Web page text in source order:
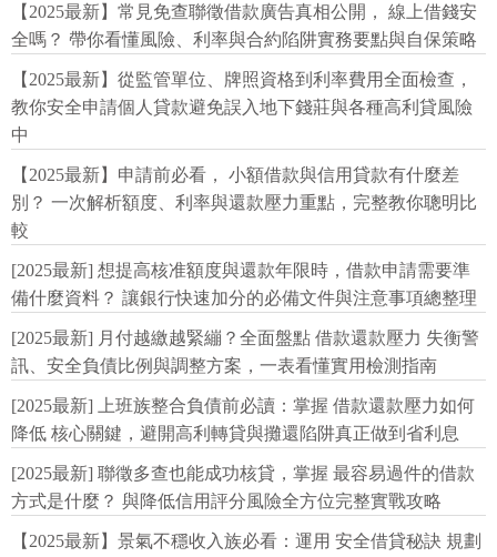
【2025最新】常見免查聯徵借款廣告真相公開， 線上借錢安
全嗎？ 帶你看懂風險、利率與合約陷阱實務要點與自保策略
【2025最新】從監管單位、牌照資格到利率費用全面檢查，
教你安全申請個人貸款避免誤入地下錢莊與各種高利貸風險
中
【2025最新】申請前必看， 小額借款與信用貸款有什麼差
別？ 一次解析額度、利率與還款壓力重點，完整教你聰明比
較
[2025最新] 想提高核准額度與還款年限時，借款申請需要準
備什麼資料？ 讓銀行快速加分的必備文件與注意事項總整理
[2025最新] 月付越繳越緊繃？全面盤點 借款還款壓力 失衡警
訊、安全負債比例與調整方案，一表看懂實用檢測指南
[2025最新] 上班族整合負債前必讀：掌握 借款還款壓力如何
降低 核心關鍵，避開高利轉貸與攤還陷阱真正做到省利息
[2025最新] 聯徵多查也能成功核貸，掌握 最容易過件的借款
方式是什麼？ 與降低信用評分風險全方位完整實戰攻略
【2025最新】景氣不穩收入族必看：運用 安全借貸秘訣 規劃